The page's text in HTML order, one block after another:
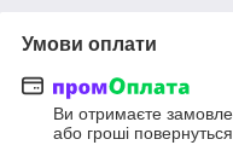
Умови оплати
Ви отримаєте
або гроші